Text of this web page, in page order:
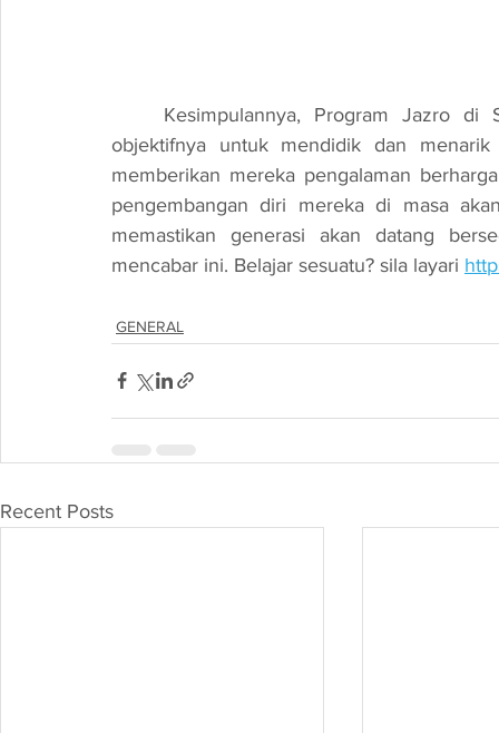
objektifnya untuk mendidik dan
memberikan mereka pengalaman
pengembangan diri mereka di masa
memastikan generasi akan datang
mencabar ini. Belajar sesuatu? sila layari
GENERAL
Recent Posts